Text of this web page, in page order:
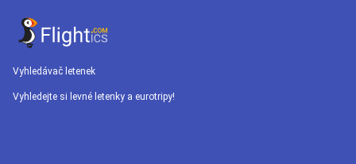
Vyhledávač letenek
Vyhledejte si levné letenky a eurotripy!